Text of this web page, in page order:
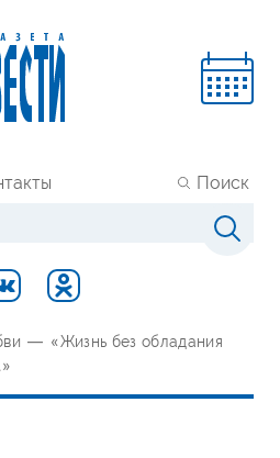
Поиск
— «Жизнь без обладания